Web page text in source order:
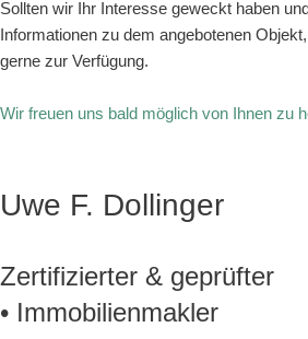
Sollten wir Ihr Interesse geweckt haben
Informationen zu dem angebotenen
gerne zur Verfügung.
Wir freuen uns bald möglich von Ihnen zu
Uwe F. Dollinger
Zertifizierter & geprüfter
• Immobilienmakler